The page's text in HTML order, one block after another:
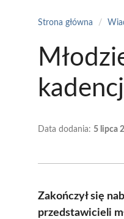
Strona główna /
Data dodania: 5 lipca
Zakończył się
przedstawicieli